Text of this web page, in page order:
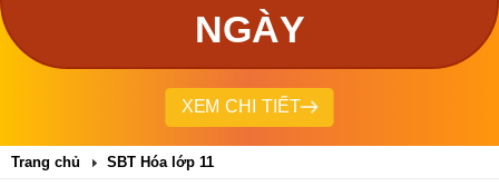
NGÀY
XEM CHI TIẾT
Trang chủ SBT Hóa lớp 11